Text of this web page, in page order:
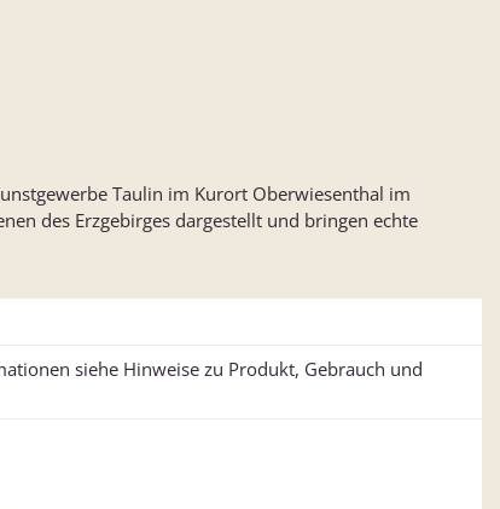
Taulin im Kurort Oberwiesenthal im
des Erzgebirges dargestellt und bringen echte
siehe Hinweise zu Produkt, Gebrauch und